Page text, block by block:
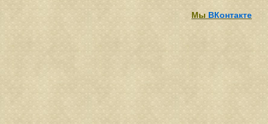
Мы ВКонтакте